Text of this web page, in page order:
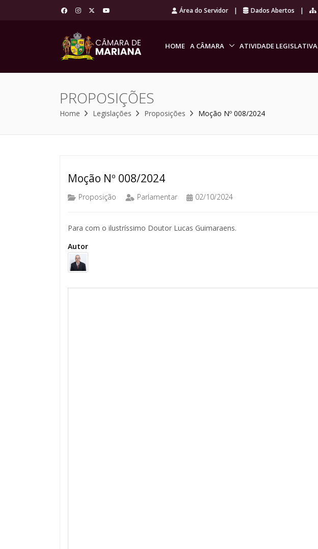
Área do Servidor | Dados Abertos |
HOME A CÂMARA ATIVIDADE LEGISLATIVA
PROPOSIÇÕES
Home Legislações Proposições Moção Nº 008/2024
Moção Nº 008/2024
Proposição Parlamentar 02/10/2024
Para com o ilustríssimo Doutor Lucas Guimaraens.
Autor